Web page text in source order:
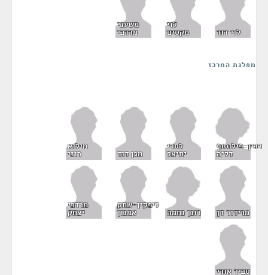
לוי דוד
לוי
מקסים
משעני
מרדכי
מפלגת המרכז
רבין-פילוסוף
דליה
לסרי
יחיאל מגן דוד
מילוא
רוני
מרידור דן רונן נחמה
ליפקין-שחק
אמנון
מרדכי
יצחק
סביר אורי